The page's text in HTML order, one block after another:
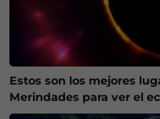
Estos son los mejores
Merindades para ver el